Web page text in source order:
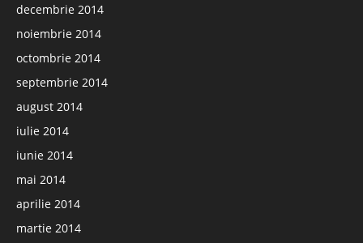
decembrie 2014
noiembrie 2014
octombrie 2014
septembrie 2014
august 2014
iulie 2014
iunie 2014
mai 2014
aprilie 2014
martie 2014